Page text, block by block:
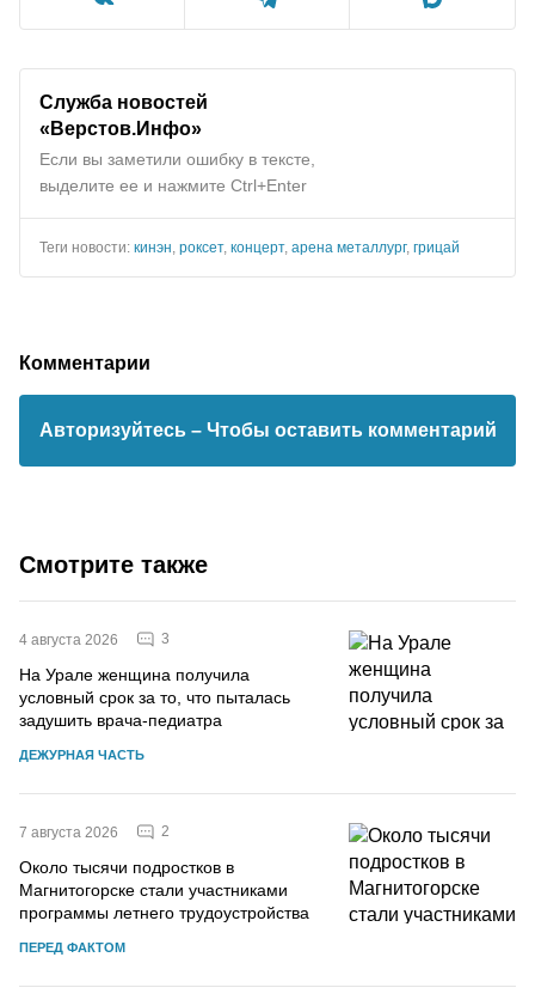
Служба новостей
«Верстов.Инфо»
Если вы заметили ошибку в тексте,
выделите ее и нажмите Ctrl+Enter
Теги новости: кинэн роксет, концерт, арена металлург, грицай
Комментарии
Авторизуйтесь – Чтобы оставить комментарий
Смотрите также
4 августа 2026 3
На Урале женщина получила
условный срок за то, что пыталась
задушить врача-педиатра
ДЕЖУРНАЯ ЧАСТЬ
7 августа 2026 2
Около тысячи подростков в
Магнитогорске стали участниками
программы летнего трудоустройства
ПЕРЕД ФАКТОМ